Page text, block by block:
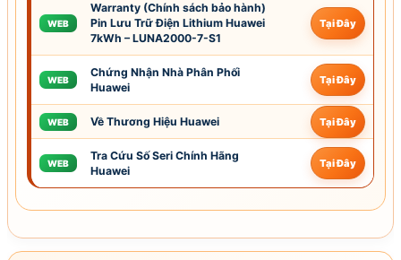
WEB
Warranty (Chính sách bảo hành)
Pin Lưu Trữ Điện Lithium Huawei
7kWh – LUNA2000-7-S1
Tại Đây
WEB
Chứng Nhận Nhà Phân Phối
Huawei
Tại Đây
WEB Về Thương Hiệu Huawei Tại Đây
WEB
Tra Cứu Số Seri Chính Hãng
Huawei
Tại Đây